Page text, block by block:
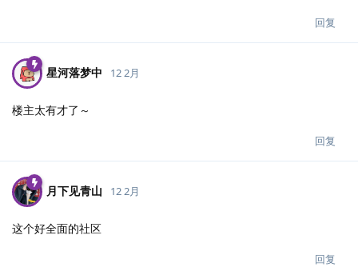
回复
星河落梦中 12 2月
楼主太有才了～
回复
月下见青山 12 2月
这个好全面的社区
回复